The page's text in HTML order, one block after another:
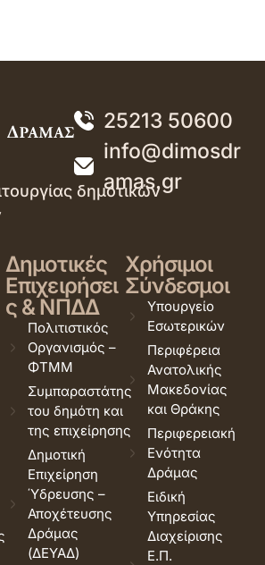
25213 50600
info@dimosdr
amas.gr
δημοτικών
Δημοτικές
Επιχειρήσει
ς & ΝΠΔΔ
Πολιτιστικός
Οργανισμός –
ΦΤΜΜ
Συμπαραστάτης
του δημότη και
της επιχείρησης
Δημοτική
Επιχείρηση
Ύδρευσης –
Αποχέτευσης
Δράμας
(ΔΕΥΑΔ)
Χρήσιμοι
Σύνδεσμοι
Υπουργείο
Εσωτερικών
Περιφέρεια
Ανατολικής
Μακεδονίας
και Θράκης
Περιφερειακή
Ενότητα
Δράμας
Ειδική
Υπηρεσίας
Διαχείρισης
Ε.Π.